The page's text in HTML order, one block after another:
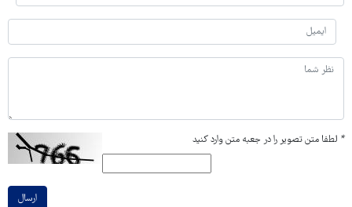
* لطفا متن تصویر را در جعبه متن وارد کنید
ارسال